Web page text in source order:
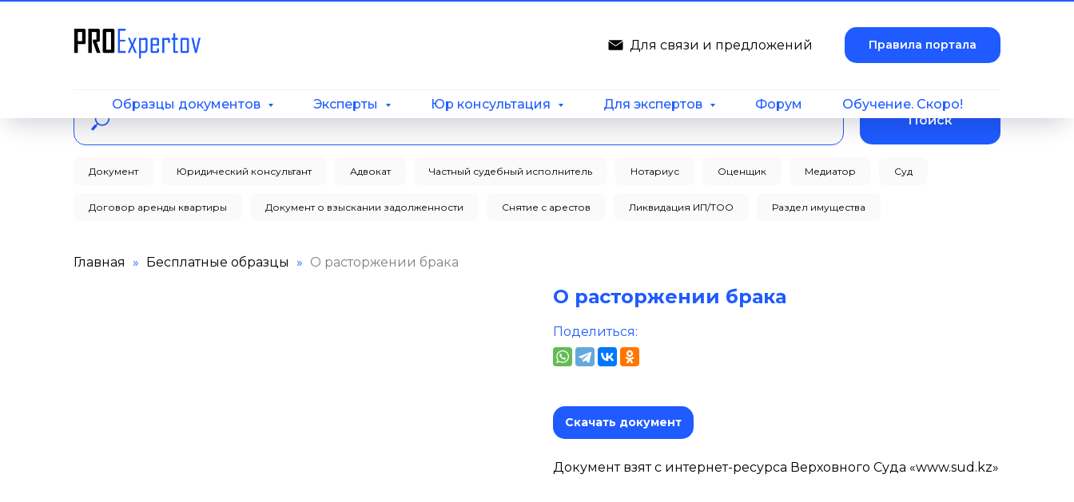
Для связи и предложений Правила портала
Образцы документов Эксперты Юр консультация Для экспертов Форум
Обучение. Скоро!
Поиск
Документ Юридический консультант Адвокат Частный судебный исполнитель Нотариус Оценщик Медиатор Суд
Договор аренды квартиры Документ о взыскании задолженности Снятие с арестов Ликвидация ИП/ТОО Раздел имущества
Главная Бесплатные образцы О расторжении брака
О расторжении брака
Поделиться:
Скачать документ
Документ взят с интернет-ресурса Верховного Суда «www.sud.kz»